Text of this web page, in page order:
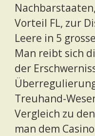
Vorteil FL, zur
Leere in 5
Man reibt sich
der
Treuhand-
Vergleich zu
man dem